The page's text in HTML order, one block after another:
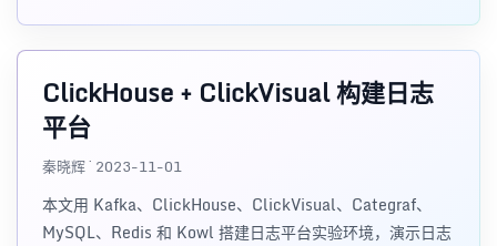
ClickHouse + ClickVisual 构建日志
平台
秦晓辉 · 2023-11-01
本文用 Kafka、ClickHouse、ClickVisual、Categraf、
MySQL、Redis 和 Kowl 搭建日志平台实验环境，演示日志